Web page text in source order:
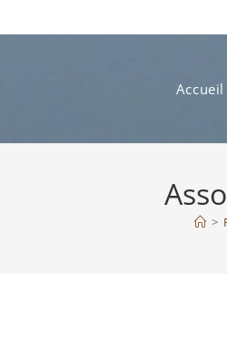
Accueil
>